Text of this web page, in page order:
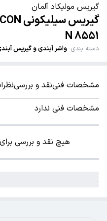
گیریس مولیکاد آلمان
8551 N
دسته بندی: واشر آبندی و گیریس
مشخصات فنینقد و بررسی
مشخصات فنی ندارد
هیچ نقد و بررسی